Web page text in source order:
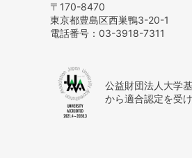
〒170-8470
東京都豊島区西巣鴨3-20-1
電話番号： 03-3918-7311
公益財団法人大学
から適合認定を受